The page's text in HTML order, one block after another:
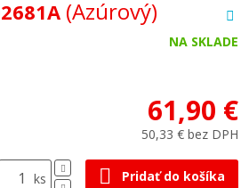
(Azúrový)
NA SKLADE
61,90 €
50,33 € bez DPH
ks Pridať do košíka